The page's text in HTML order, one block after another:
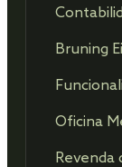
Bruning
Oficina
Revenda